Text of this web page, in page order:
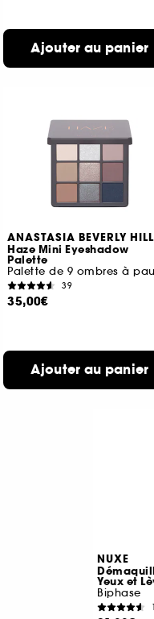
Ajouter au panier
ANASTASIA BEVERLY
Haze Mini Eyeshadow
Palette
39
35,00€
Ajouter au panier
NUXE
Yeux et
Biphase